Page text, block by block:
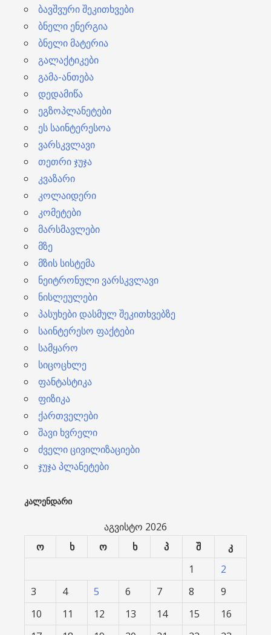
ბავშვური შეკითხვები
ბნელი ენერგია
ბნელი მატერია
გალაქტიკები
გამა-ანთება
დედამიწა
ეგზოპლანეტები
ეს საინტერესოა
ვარსკვლავი
თეთრი ჯუჯა
კვაზარი
კოლაიდერი
კომეტები
მარსმავლები
მზე
მზის სისტემა
ნეიტრონული ვარსკვლავი
ნისლეულები
პასუხები დასმულ შეკითხვებზე
საინტერესო ფაქტები
სამყარო
სიცოცხლე
ფანტასტიკა
ფიზიკა
ქართველები
შავი ხვრელი
ძველი ცივილიზაციები
ჯუჯა პლანეტები
ᲙᲐᲚᲔᲜᲓᲐᲠᲘ
აგვისტო 2026
ო
ხ ო ხ პ შ
კ
1
2
3
4 5 6 7 8
9
10
11 12 13 14 15
16